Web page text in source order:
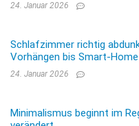
24. Januar 2026
Schlafzimmer richtig
Vorhängen bis Smart-
24. Januar 2026
Minimalismus beginnt im